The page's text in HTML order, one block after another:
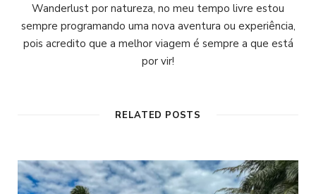
Wanderlust por natureza, no meu tempo livre estou
sempre programando uma nova aventura ou experiência,
pois acredito que a melhor viagem é sempre a que está
por vir!
RELATED POSTS